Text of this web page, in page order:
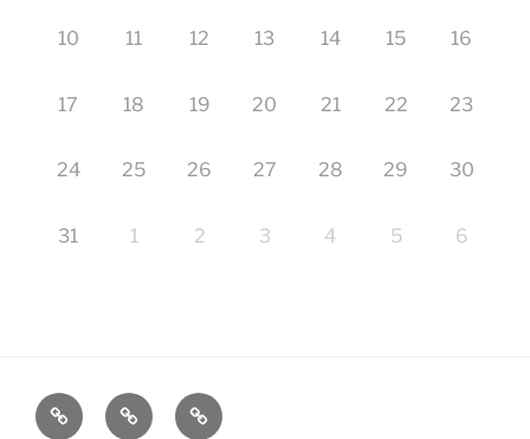
10 11 12 13 14 15 16
17 18 19 20 21 22 23
24 25 26 27 28 29 30
31 1 2 3 4 5 6
StartseiteImpressumVeranstaltungen